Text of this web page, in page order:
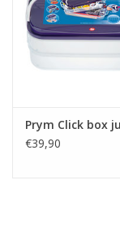
Afmetingen: 40 x
Prym Click box
€39,90